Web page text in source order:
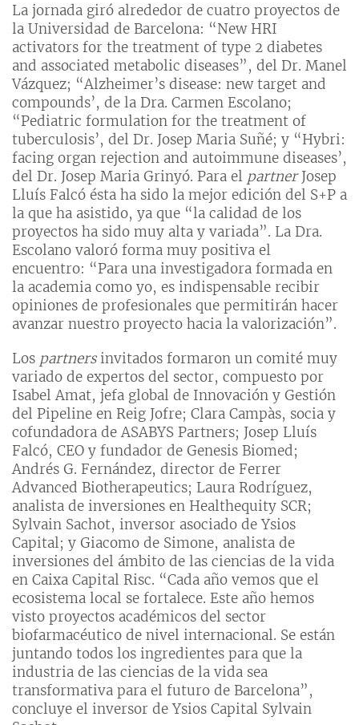
La jornada giró alrededor de cuatro proyectos de
la Universidad de Barcelona: “New HRI
activators for the treatment of type 2 diabetes
and associated metabolic diseases”, del Dr. Manel
Vázquez; “Alzheimer’s disease: new target and
compounds’, de la Dra. Carmen Escolano;
“Pediatric formulation for the treatment of
tuberculosis’, del Dr. Josep Maria Suñé; y “Hybri:
facing organ rejection and autoimmune diseases’,
del Dr. Josep Maria Grinyó. Para el partnerJosep
Lluís Falcó ésta ha sido la mejor edición del S+P a
la que ha asistido, ya que “la calidad de los
proyectos ha sido muy alta y variada”. La Dra.
Escolano valoró forma muy positiva el
encuentro: “Para una investigadora formada en
la academia como yo, es indispensable recibir
opiniones de profesionales que permitirán hacer
avanzar nuestro proyecto hacia la valorización”.
Los partnersinvitados formaron un comité muy
variado de expertos del sector, compuesto por
Isabel Amat, jefa global de Innovación y Gestión
del Pipeline en Reig Jofre; Clara Campàs, socia y
cofundadora de ASABYS Partners; Josep Lluís
Falcó, CEO y fundador de Genesis Biomed;
Andrés G. Fernández, director de Ferrer
Advanced Biotherapeutics; Laura Rodríguez,
analista de inversiones en Healthequity SCR;
Sylvain Sachot, inversor asociado de Ysios
Capital; y Giacomo de Simone, analista de
inversiones del ámbito de las ciencias de la vida
en Caixa Capital Risc. “Cada año vemos que el
ecosistema local se fortalece. Este año hemos
visto proyectos académicos del sector
biofarmacéutico de nivel internacional. Se están
juntando todos los ingredientes para que la
industria de las ciencias de la vida sea
transformativa para el futuro de Barcelona”,
concluye el inversor de Ysios Capital Sylvain